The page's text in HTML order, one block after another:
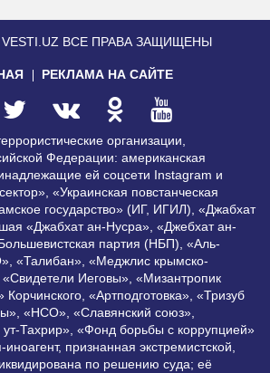
ВСЕ ПРАВА ЗАЩИЩЕНЫ
РЕКЛАМА НА САЙТЕ
организации,
Федерации: американская
ей соцсети Instagram и
«Украинская повстанческая
государство» (ИГ, ИГИЛ), «Джабхат
«Джабхат ан-Нусра», «Джебхат ан-
партия (НБП), «Аль-
«Талибан», «Меджлис крымско-
«Свидетели Иеговы», «Мизантропик
«Артподготовка», «Тризуб
«НСО», «Славянский союз»,
Тахрир», «Фонд борьбы с коррупцией»
признанная экстремистской,
по решению суда; её